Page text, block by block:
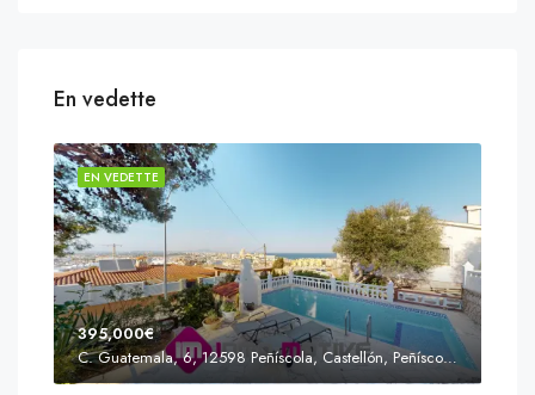
En vedette
EN VEDETTE
395,000€
C. Guatemala, 6, 12598 Peñíscola, Castellón, Peñíscola, Communauté valencienne